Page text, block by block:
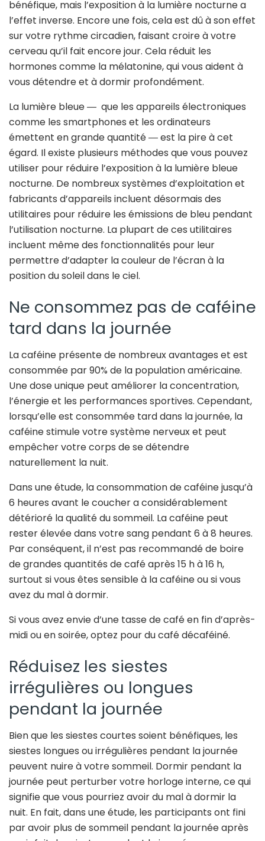
bénéfique, mais l’exposition à la lumière nocturne a
l’effet inverse. Encore une fois, cela est dû à son effet
sur votre rythme circadien, faisant croire à votre
cerveau qu’il fait encore jour. Cela réduit les
hormones comme la mélatonine, qui vous aident à
vous détendre et à dormir profondément.
La lumière bleue ― que les appareils électroniques
comme les smartphones et les ordinateurs
émettent en grande quantité ― est la pire à cet
égard. Il existe plusieurs méthodes que vous pouvez
utiliser pour réduire l’exposition à la lumière bleue
nocturne. De nombreux systèmes d’exploitation et
fabricants d’appareils incluent désormais des
utilitaires pour réduire les émissions de bleu pendant
l’utilisation nocturne. La plupart de ces utilitaires
incluent même des fonctionnalités pour leur
permettre d’adapter la couleur de l’écran à la
position du soleil dans le ciel.
Ne consommez pas de caféine
tard dans la journée
La caféine présente de nombreux avantages et est
consommée par 90% de la population américaine.
Une dose unique peut améliorer la concentration,
l’énergie et les performances sportives. Cependant,
lorsqu’elle est consommée tard dans la journée, la
caféine stimule votre système nerveux et peut
empêcher votre corps de se détendre
naturellement la nuit.
Dans une étude, la consommation de caféine jusqu’à
6 heures avant le coucher a considérablement
détérioré la qualité du sommeil. La caféine peut
rester élevée dans votre sang pendant 6 à 8 heures.
Par conséquent, il n’est pas recommandé de boire
de grandes quantités de café après 15 h à 16 h,
surtout si vous êtes sensible à la caféine ou si vous
avez du mal à dormir.
Si vous avez envie d’une tasse de café en fin d’après-
midi ou en soirée, optez pour du café décaféiné.
Réduisez les siestes
irrégulières ou longues
pendant la journée
Bien que les siestes courtes soient bénéfiques, les
siestes longues ou irrégulières pendant la journée
peuvent nuire à votre sommeil. Dormir pendant la
journée peut perturber votre horloge interne, ce qui
signifie que vous pourriez avoir du mal à dormir la
nuit. En fait, dans une étude, les participants ont fini
par avoir plus de sommeil pendant la journée après